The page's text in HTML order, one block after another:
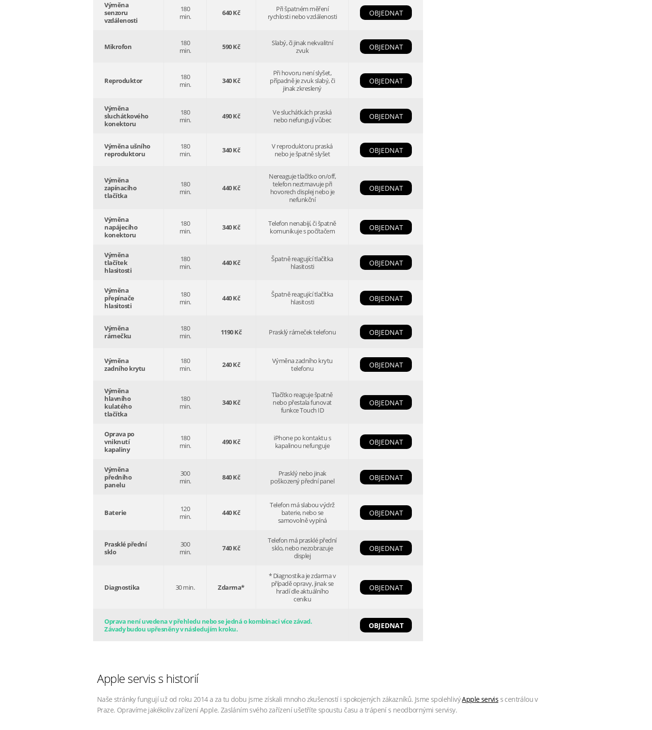
Výměna
senzoru
vzdálenosti
180
min.
640 Kč
Při špatném měření
rychlosti nebo vzdálenosti
OBJEDNAT
Mikrofon
180
min.
590 Kč
Slabý, či jinak nekvalitní
zvuk
OBJEDNAT
Reproduktor
180
min.
340 Kč
Při hovoru není slyšet,
případně je zvuk slabý, či
jinak zkreslený
OBJEDNAT
Výměna
sluchátkového
konektoru
180
min.
490 Kč
Ve sluchátkách praská
nebo nefungují vůbec
OBJEDNAT
Výměna ušního
reproduktoru
180
min.
340 Kč
V reproduktoru praská
nebo je špatně slyšet
OBJEDNAT
Výměna
zapínacího
tlačítka
180
min.
440 Kč
Nereaguje tlačítko on/off,
telefon neztmavuje při
hovorech displej nebo je
nefunkční
OBJEDNAT
Výměna
napájecího
konektoru
180
min.
340 Kč
Telefon nenabijí, či špatně
komunikuje s počítačem
OBJEDNAT
Výměna
tlačítek
hlasitosti
180
min.
440 Kč
Špatně reagující tlačítka
hlasitosti
OBJEDNAT
Výměna
přepínače
hlasitosti
180
min.
440 Kč
Špatně reagující tlačítka
hlasitosti
OBJEDNAT
Výměna
rámečku
180
min.
1190 Kč Prasklý rámeček telefonu OBJEDNAT
Výměna
zadního krytu
180
min.
240 Kč
Výměna zadního krytu
telefonu
OBJEDNAT
Výměna
hlavního
kulatého
tlačítka
180
min.
340 Kč
Tlačítko reaguje špatně
nebo přestala funovat
funkce Touch ID
OBJEDNAT
Oprava po
vniknutí
kapaliny
180
min.
490 Kč
iPhone po kontaktu s
kapalinou nefunguje
OBJEDNAT
Výměna
předního
panelu
300
min.
840 Kč
Prasklý nebo jinak
poškozený přední panel
OBJEDNAT
Baterie
120
min.
440 Kč
Telefon má slabou výdrž
baterie, nebo se
samovolně vypíná
OBJEDNAT
Prasklé přední
sklo
300
min.
740 Kč
Telefon má prasklé přední
sklo, nebo nezobrazuje
displej
OBJEDNAT
Diagnostika 30 min. Zdarma*
* Diagnostika je zdarma v
případě opravy, jinak se
hradí dle aktuálního
ceníku
OBJEDNAT
Oprava není uvedena v přehledu nebo se jedná o kombinaci více závad.
Závady budou upřesněny v následujím kroku.
OBJEDNAT
Apple servis s historií
Naše stránky fungují už od roku 2014 a za tu dobu jsme získali mnoho zkušeností i spokojených zákazníků. Jsme spolehlivýApple servis s centrálou v
Praze. Opravíme jakékoliv zařízení Apple. Zasláním svého zařízení ušetříte spoustu času a trápení s neodbornými servisy.